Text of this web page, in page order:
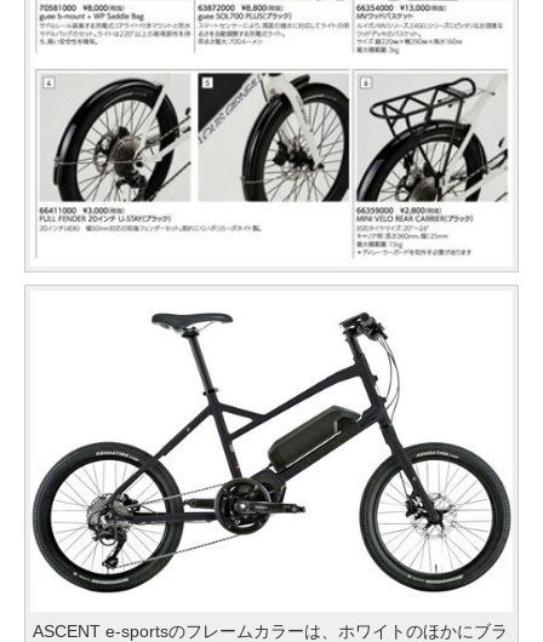
ASCENT e-sportsのフレームカラーは、ホワイトのほかにブラ